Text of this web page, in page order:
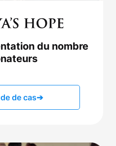
du nombre
de cas➔